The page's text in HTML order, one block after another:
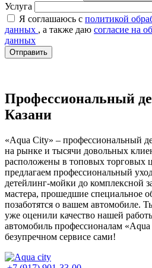
Услуга
Я соглашаюсь с политикой
данных , а также даю согласие на
данных
Отправить
Профессиональный
Казани
«Aqua City» – профессиональный
на рынке и тысячи довольных
расположены в топовых торговых
предлагаем профессиональный
детейлинг‑мойки до комплексной
мастера, прошедшие специальное
позаботятся о вашем автомобиле.
уже оценили качество нашей
автомобиль профессионалам
безупречном сервисе сами!